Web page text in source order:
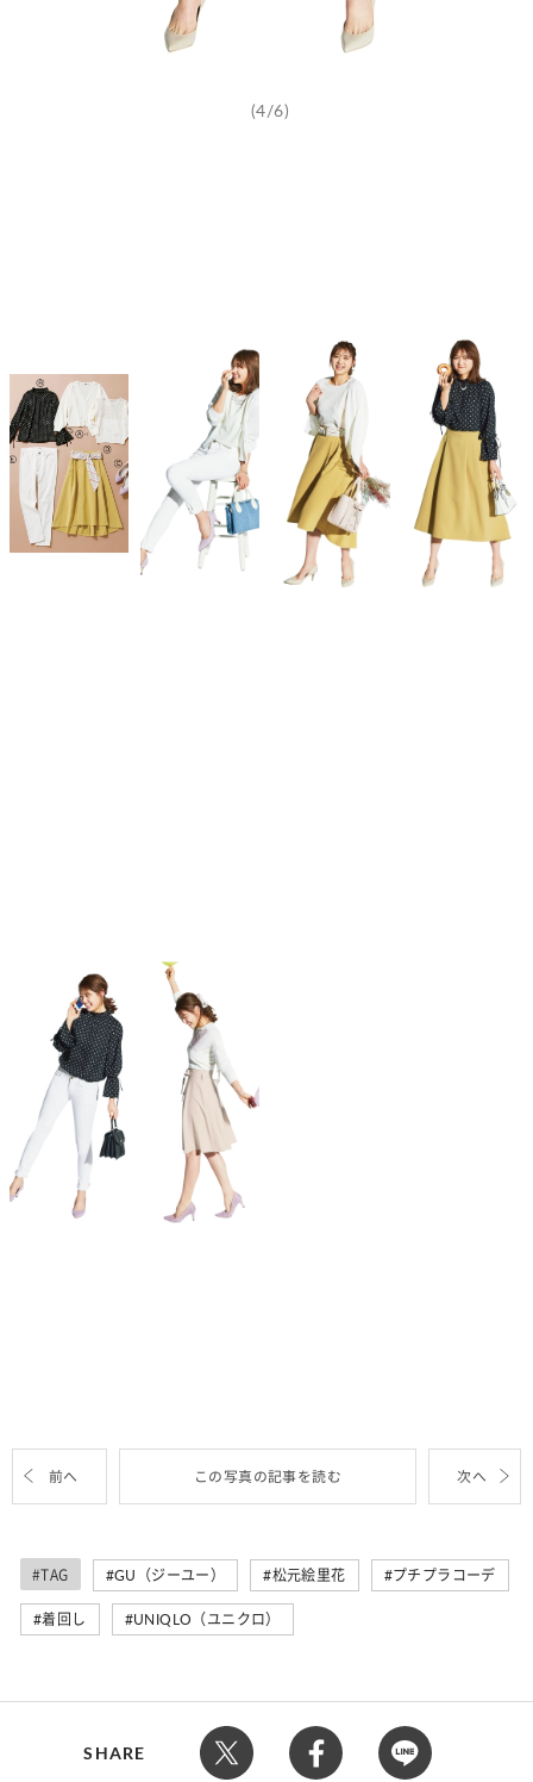
(4/6)
前へ この写真の記事を読む 次へ
#TAG GU（ジーユー） 松元絵里花 プチプラコーデ
着回し UNIQLO（ユニクロ）
SHARE